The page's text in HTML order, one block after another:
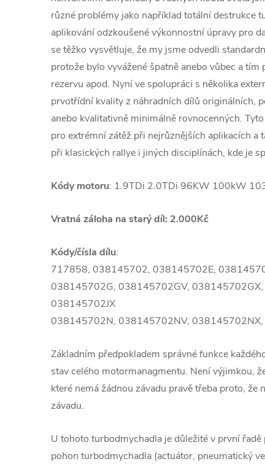
různé problémy jako například totální destrukce
aplikování odzkoušené výkonnostní úpravy pro
se těžko vysvětluje, že my jsme odvedli
protože bylo vyvážené špatně anebo vůbec a tím
rezervu apod. Nyní ve spolupráci s několika
prvotřídní kvality z náhradních dílů originálních,
anebo kvalitativně minimálně rovnocenných.
pro extrémní zátěž při nejrůznějších aplikacích a
při klasických rallye i jiných disciplínách, kde je
Kódy motoru: 1.9TDi 2.0TDi 96KW 100kW
Vratná záloha na starý díl: 2.000Kč
Kódy/čísla dílu:
717858, 038145702, 038145702E,
038145702G, 038145702GV,
038145702JX
038145702N, 038145702NV,
Základním předpokladem správné funkce
stav celého motormanagmentu. Není výjimkou,
které nemá žádnou závadu pravě třeba proto, že
závadu.
U tohoto turbodmychadla je důležité v první
pohon turbodmychadla (actuátor, pneumatický